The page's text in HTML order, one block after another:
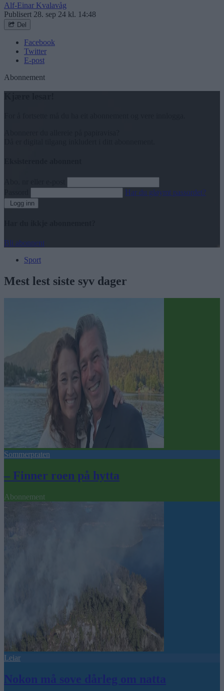
Alf-Einar Kvalavåg
Publisert 28. sep 24 kl. 14:48
Del
Facebook
Twitter
E-post
Abonnement
Har du gløymt passordet?
Logg inn
Bli abonnent
Sport
Mest lest siste syv dager
Sommerpraten
– Finner roen på hytta
Abonnement
Leiar
Nokon må sove dårleg om natta